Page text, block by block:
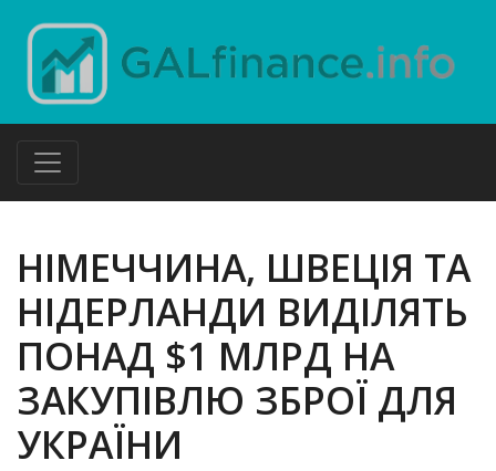
НІМЕЧЧИНА, ШВЕЦІЯ ТА
НІДЕРЛАНДИ ВИДІЛЯТЬ
ПОНАД $1 МЛРД НА
ЗАКУПІВЛЮ ЗБРОЇ ДЛЯ
УКРАЇНИ